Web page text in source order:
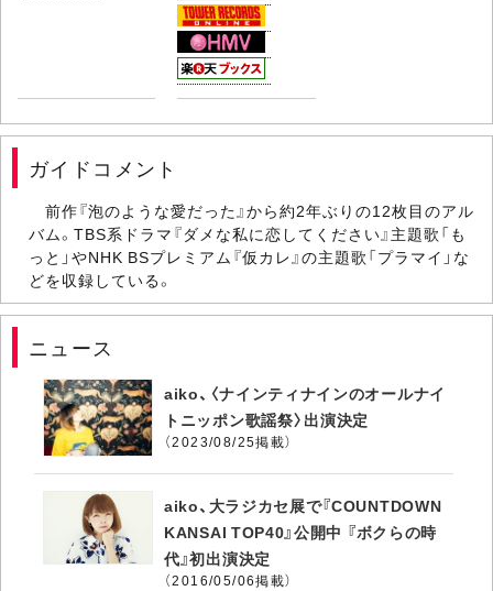
ガイドコメント
前作『泡のような愛だった』から約2年ぶりの12枚目のアル
バム。TBS系ドラマ『ダメな私に恋してください』主題歌「も
っと」やNHK BSプレミアム『仮カレ』の主題歌「プラマイ」な
どを収録している。
ニュース
aiko、〈ナインティナインのオールナイ
トニッポン歌謡祭〉出演決定
（2023/08/25掲載）
aiko、大ラジカセ展で『COUNTDOWN
KANSAI TOP40』公開中 『ボクらの時
代』初出演決定
（2016/05/06掲載）